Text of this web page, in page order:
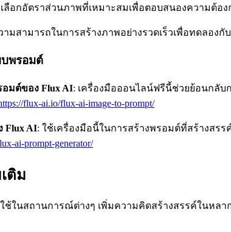
เลือกอัตราส่วนภาพที่เหมาะสมเพื่อตอบสนองความต้
ามสามารถในการสร้างภาพอย่างรวดเร็วเพื่อทดลอ
บพรอมต์
อมต์ของ Flux AI: เครื่องมือออนไลน์ฟรีนี้ช่วยย้อนกลั
flux-ai.io/flux-ai-image-to-prompt/
Flux AI: ใช้เครื่องมือนี้ในการสร้างพรอมต์ที่สร้างสร
ai-prompt-generator/
ติม
ปใช้ในสถานการณ์ต่างๆ เพิ่มความคิดสร้างสรรค์ใน